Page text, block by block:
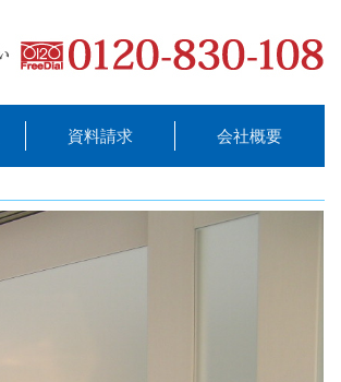
資料請求 会社概要